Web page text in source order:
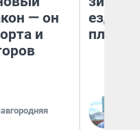
— он
и
ездит
плюсы